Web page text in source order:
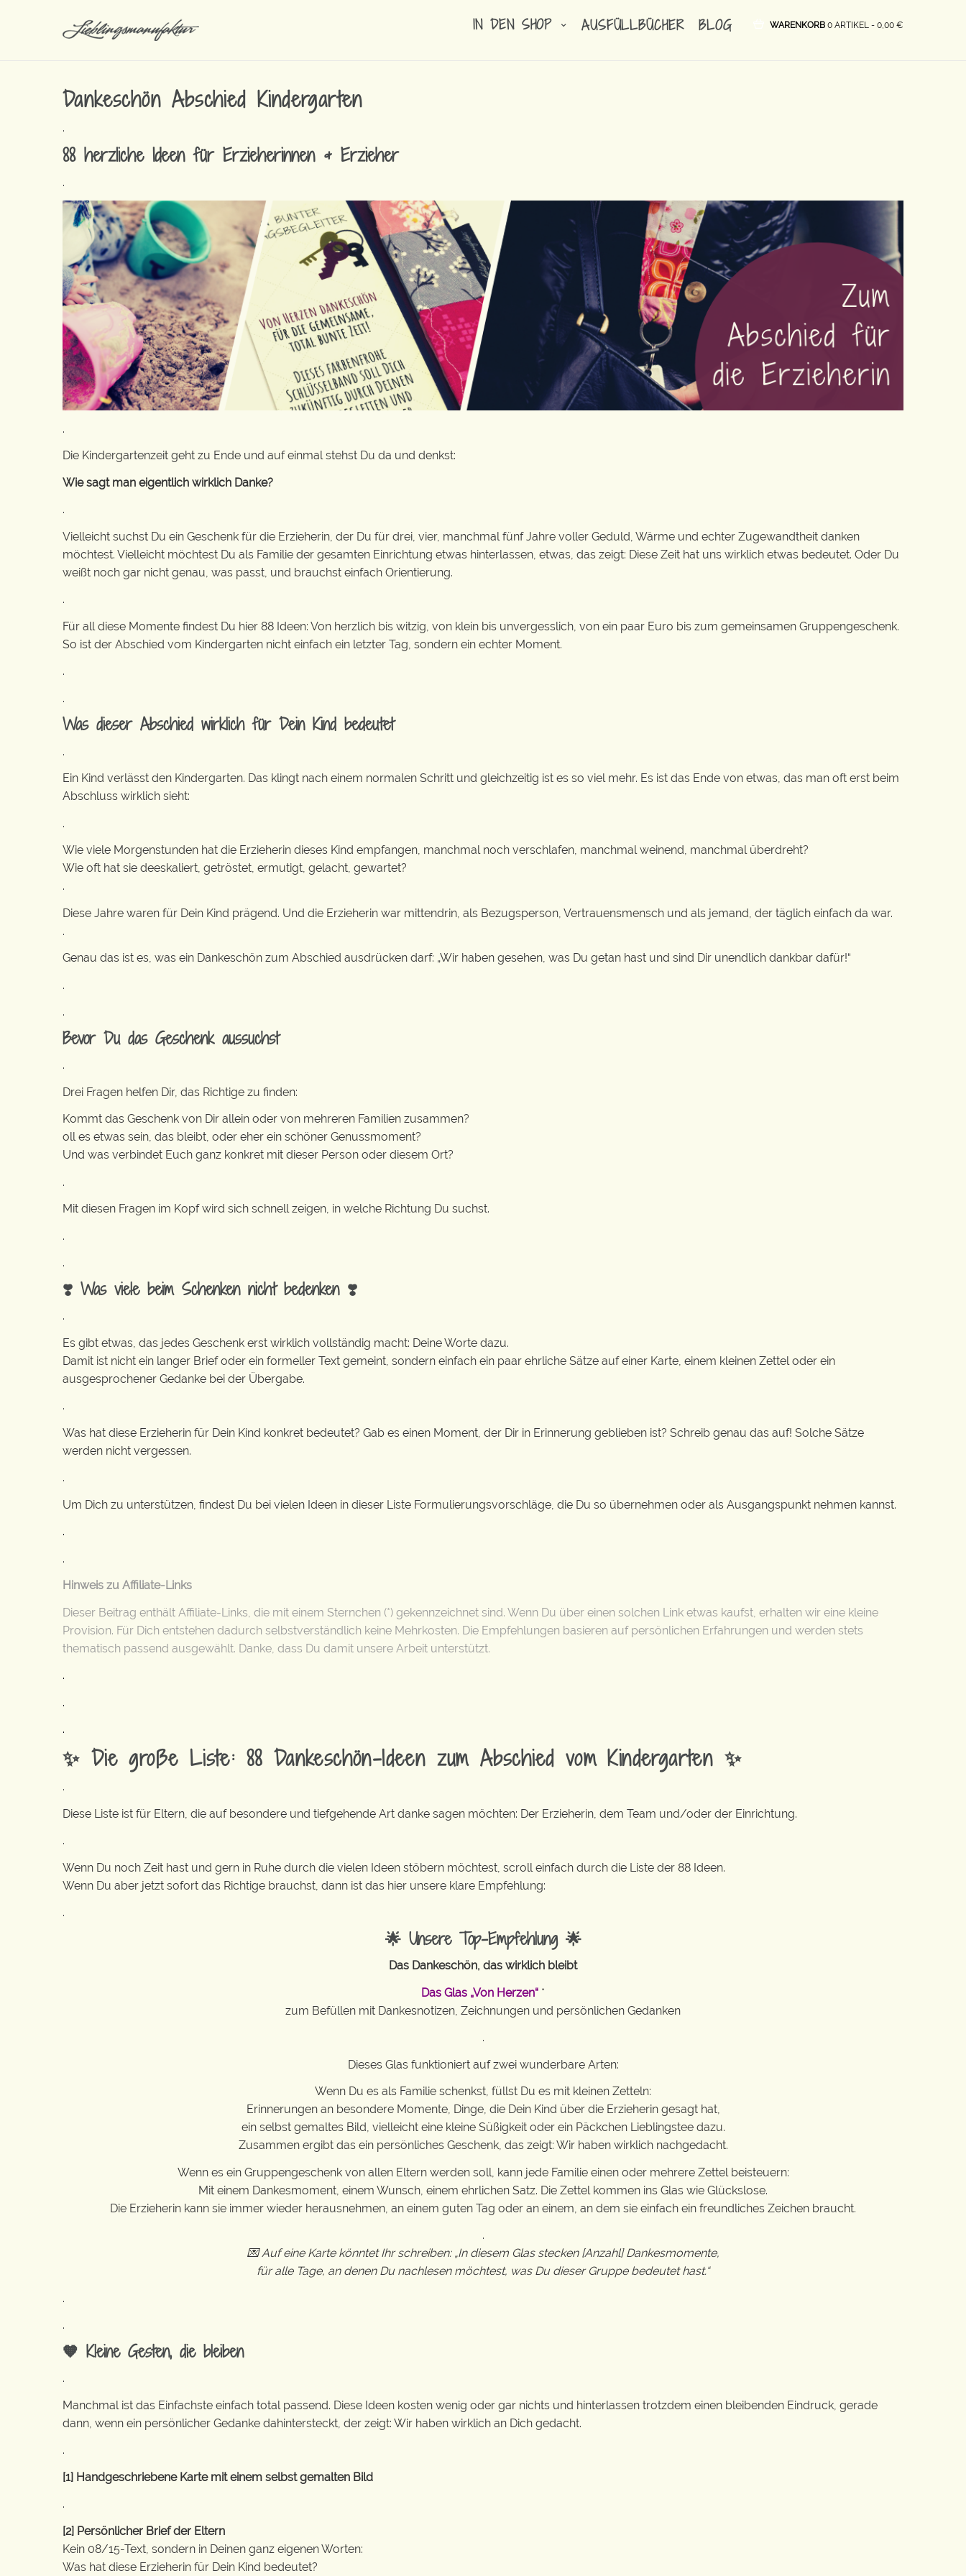
IN DEN SHOP AUSFÜLLBÜCHER BLOG WARENKORB 0 ARTIKEL - 0,00 €
Dankeschön Abschied Kindergarten
.
88 herzliche Ideen für Erzieherinnen & Erzieher
.
.
Die Kindergartenzeit geht zu Ende und auf einmal stehst Du da und denkst:
Wie sagt man eigentlich wirklich Danke?
.
Vielleicht suchst Du ein Geschenk für die Erzieherin, der Du für drei, vier, manchmal fünf Jahre voller Geduld, Wärme und echter Zugewandtheit danken
möchtest. Vielleicht möchtest Du als Familie der gesamten Einrichtung etwas hinterlassen, etwas, das zeigt: Diese Zeit hat uns wirklich etwas bedeutet. Oder Du
weißt noch gar nicht genau, was passt, und brauchst einfach Orientierung.
.
Für all diese Momente findest Du hier 88 Ideen: Von herzlich bis witzig, von klein bis unvergesslich, von ein paar Euro bis zum gemeinsamen Gruppengeschenk.
So ist der Abschied vom Kindergarten nicht einfach ein letzter Tag, sondern ein echter Moment.
.
.
Was dieser Abschied wirklich für Dein Kind bedeutet
.
Ein Kind verlässt den Kindergarten. Das klingt nach einem normalen Schritt und gleichzeitig ist es so viel mehr. Es ist das Ende von etwas, das man oft erst beim
Abschluss wirklich sieht:
.
Wie viele Morgenstunden hat die Erzieherin dieses Kind empfangen, manchmal noch verschlafen, manchmal weinend, manchmal überdreht?
Wie oft hat sie deeskaliert, getröstet, ermutigt, gelacht, gewartet?
.
Diese Jahre waren für Dein Kind prägend. Und die Erzieherin war mittendrin, als Bezugsperson, Vertrauensmensch und als jemand, der täglich einfach da war.
.
Genau das ist es, was ein Dankeschön zum Abschied ausdrücken darf: „Wir haben gesehen, was Du getan hast und sind Dir unendlich dankbar dafür!“
.
.
Bevor Du das Geschenk aussuchst
.
Drei Fragen helfen Dir, das Richtige zu finden:
Kommt das Geschenk von Dir allein oder von mehreren Familien zusammen?
oll es etwas sein, das bleibt, oder eher ein schöner Genussmoment?
Und was verbindet Euch ganz konkret mit dieser Person oder diesem Ort?
.
Mit diesen Fragen im Kopf wird sich schnell zeigen, in welche Richtung Du suchst.
.
.
❣️ Was viele beim Schenken nicht bedenken ❣️
.
Es gibt etwas, das jedes Geschenk erst wirklich vollständig macht: Deine Worte dazu.
Damit ist nicht ein langer Brief oder ein formeller Text gemeint, sondern einfach ein paar ehrliche Sätze auf einer Karte, einem kleinen Zettel oder ein
ausgesprochener Gedanke bei der Übergabe.
.
Was hat diese Erzieherin für Dein Kind konkret bedeutet? Gab es einen Moment, der Dir in Erinnerung geblieben ist? Schreib genau das auf! Solche Sätze
werden nicht vergessen.
.
Um Dich zu unterstützen, findest Du bei vielen Ideen in dieser Liste Formulierungsvorschläge, die Du so übernehmen oder als Ausgangspunkt nehmen kannst.
.
.
Hinweis zu Affiliate-Links
Dieser Beitrag enthält Affiliate-Links, die mit einem Sternchen (*) gekennzeichnet sind. Wenn Du über einen solchen Link etwas kaufst, erhalten wir eine kleine
Provision. Für Dich entstehen dadurch selbstverständlich keine Mehrkosten. Die Empfehlungen basieren auf persönlichen Erfahrungen und werden stets
thematisch passend ausgewählt. Danke, dass Du damit unsere Arbeit unterstützt.
.
.
.
✨ Die große Liste: 88 Dankeschön-Ideen zumAbschied vom Kindergarten ✨
.
Diese Liste ist für Eltern, die auf besondere und tiefgehende Art danke sagen möchten: Der Erzieherin, dem Team und/oder der Einrichtung.
.
Wenn Du noch Zeit hast und gern in Ruhe durch die vielen Ideen stöbern möchtest, scroll einfach durch die Liste der 88 Ideen.
Wenn Du aber jetzt sofort das Richtige brauchst, dann ist das hier unsere klare Empfehlung:
.
🌟 Unsere Top-Empfehlung 🌟
Das Dankeschön, das wirklich bleibt
Das Glas „Von Herzen“ *
zum Befüllen mit Dankesnotizen, Zeichnungen und persönlichen Gedanken
.
Dieses Glas funktioniert auf zwei wunderbare Arten:
Wenn Du es als Familie schenkst, füllst Du es mit kleinen Zetteln:
Erinnerungen an besondere Momente, Dinge, die Dein Kind über die Erzieherin gesagt hat,
ein selbst gemaltes Bild, vielleicht eine kleine Süßigkeit oder ein Päckchen Lieblingstee dazu.
Zusammen ergibt das ein persönliches Geschenk, das zeigt: Wir haben wirklich nachgedacht.
Wenn es ein Gruppengeschenk von allen Eltern werden soll, kann jede Familie einen oder mehrere Zettel beisteuern:
Mit einem Dankesmoment, einem Wunsch, einem ehrlichen Satz. Die Zettel kommen ins Glas wie Glückslose.
Die Erzieherin kann sie immer wieder herausnehmen, an einem guten Tag oder an einem, an dem sie einfach ein freundliches Zeichen braucht.
.
💌 Auf eine Karte könntet Ihr schreiben: „In diesem Glas stecken [Anzahl] Dankesmomente,
für alle Tage, an denen Du nachlesen möchtest, was Du dieser Gruppe bedeutet hast.“
.
.
🧡 Kleine Gesten, die bleiben
.
Manchmal ist das Einfachste einfach total passend. Diese Ideen kosten wenig oder gar nichts und hinterlassen trotzdem einen bleibenden Eindruck, gerade
dann, wenn ein persönlicher Gedanke dahintersteckt, der zeigt: Wir haben wirklich an Dich gedacht.
.
[1] Handgeschriebene Karte mit einem selbst gemalten Bild
.
[2] Persönlicher Brief der Eltern
Kein 08/15-Text, sondern in Deinen ganz eigenen Worten:
Was hat diese Erzieherin für Dein Kind bedeutet?